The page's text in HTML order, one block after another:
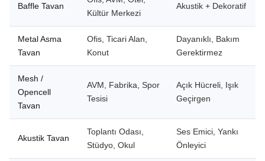
Baffle Tavan
Kültür Merkezi
Akustik + Dekoratif
Metal Asma
Tavan
Ofis, Ticari Alan,
Konut
Dayanıklı, Bakım
Gerektirmez
Mesh /
Opencell
Tavan
AVM, Fabrika, Spor
Tesisi
Açık Hücreli, Işık
Geçirgen
Akustik Tavan
Toplantı Odası,
Stüdyo, Okul
Ses Emici, Yankı
Önleyici